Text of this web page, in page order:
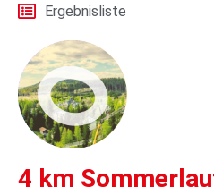
Ergebnisliste
4 km